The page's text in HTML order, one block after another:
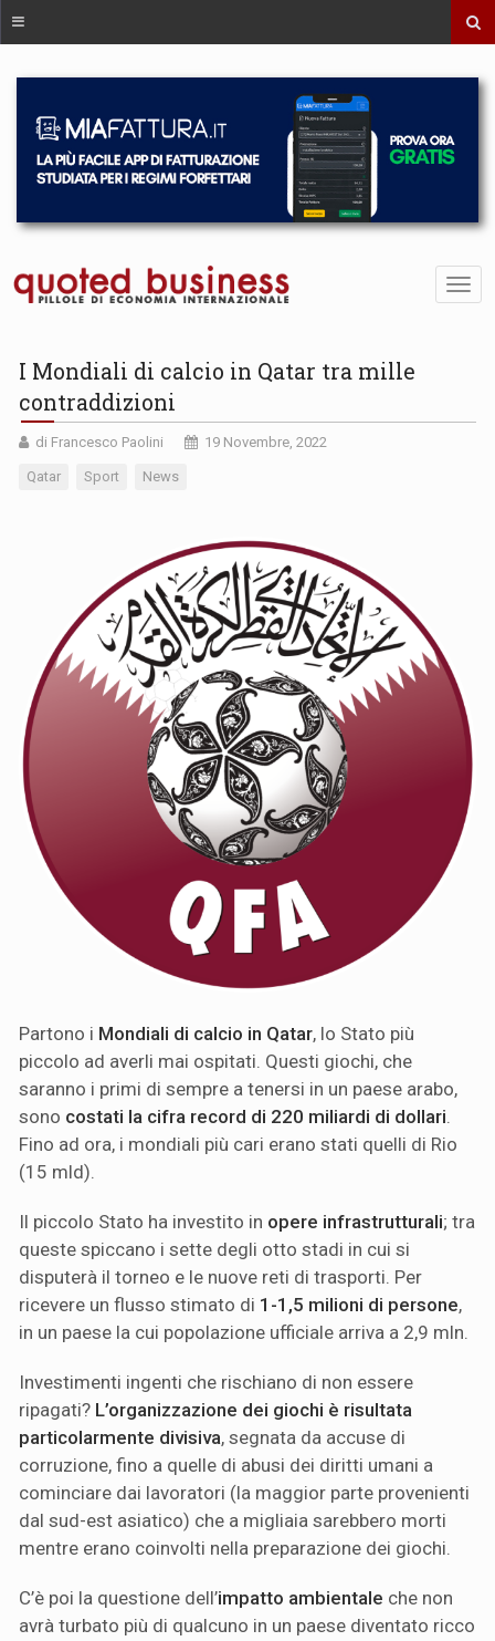
I Mondiali di calcio in Qatar tra mille
contraddizioni
di Francesco Paolini 19 Novembre, 2022
Qatar Sport News
Partono i Mondiali di calcio in Qatar, lo Stato più
piccolo ad averli mai ospitati. Questi giochi, che
saranno i primi di sempre a tenersi in un paese arabo,
sono costati la cifra record di 220 miliardi di dollari.
Fino ad ora, i mondiali più cari erano stati quelli di Rio
(15 mld).
Il piccolo Stato ha investito in opere infrastrutturali; tra
queste spiccano i sette degli otto stadi in cui si
disputerà il torneo e le nuove reti di trasporti. Per
ricevere un flusso stimato di 1-1,5 milioni di persone,
in un paese la cui popolazione ufficiale arriva a 2,9 mln.
Investimenti ingenti che rischiano di non essere
ripagati? L’organizzazione dei giochi è risultata
particolarmente divisiva, segnata da accuse di
corruzione, fino a quelle di abusi dei diritti umani a
cominciare dai lavoratori (la maggior parte provenienti
dal sud-est asiatico) che a migliaia sarebbero morti
mentre erano coinvolti nella preparazione dei giochi.
C’è poi la questione dell’impatto ambientale che non
avrà turbato più di qualcuno in un paese diventato ricco